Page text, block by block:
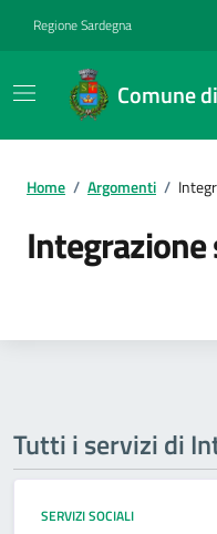
Regione Sardegna
Comune
Home / Argomenti /
Integrazione
Tutti i servizi di
SERVIZI SOCIALI